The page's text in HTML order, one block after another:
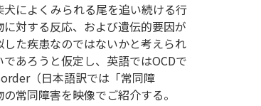
によくみられる尾を追い続ける行
対する反応、および遺伝的要因が
た疾患なのではないかと考えられ
あろうと仮定し、英語ではOCDで
（日本語訳では「常同障
常同障害を映像でご紹介する。